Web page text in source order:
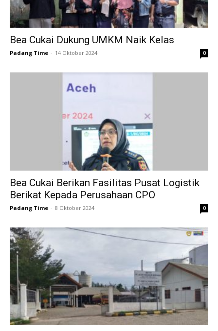
Bea Cukai Dukung UMKM Naik Kelas
Padang Time - 14 Oktober 2024 0
Bea Cukai Berikan Fasilitas Pusat Logistik
Berikat Kepada Perusahaan CPO
Padang Time - 8 Oktober 2024 0